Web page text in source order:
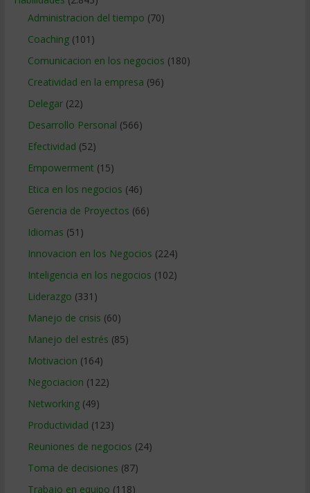
Administracion del tiempo (70)
Coaching(101)
Comunicacion en los negocios (180)
Creatividad en la empresa (96)
Delegar(22)
Desarrollo Personal (566)
Efectividad (52)
Empowerment (15)
Etica en los negocios (46)
Gerencia de Proyectos (66)
Idiomas (51)
Innovacion en los Negocios (224)
Inteligencia en los negocios (102)
Liderazgo (331)
Manejo de crisis (60)
Manejo del estrés (85)
Motivacion (164)
Negociacion (122)
Networking(49)
Productividad (123)
Reuniones de negocios (24)
Toma de decisiones (87)
Trabajo en equipo (118)